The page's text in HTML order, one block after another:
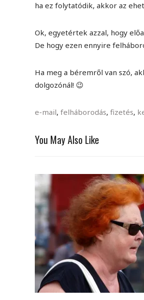
ha ez folytatódik, akkor az
Ok, egyetértek azzal, hogy
De hogy ezen ennyire
Ha meg a béremről van szó,
dolgozónál! 😉
e-mail, felháborodás, fizetés,
You May Also Like